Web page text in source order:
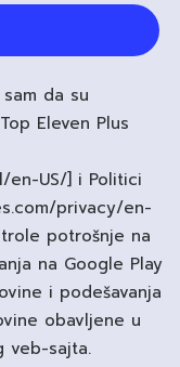
sam da su
Eleven Plus
en-US/] i Politici
privacy/en-
potrošnje na
na Google Play
i podešavanja
obavljene u
veb-sajta.